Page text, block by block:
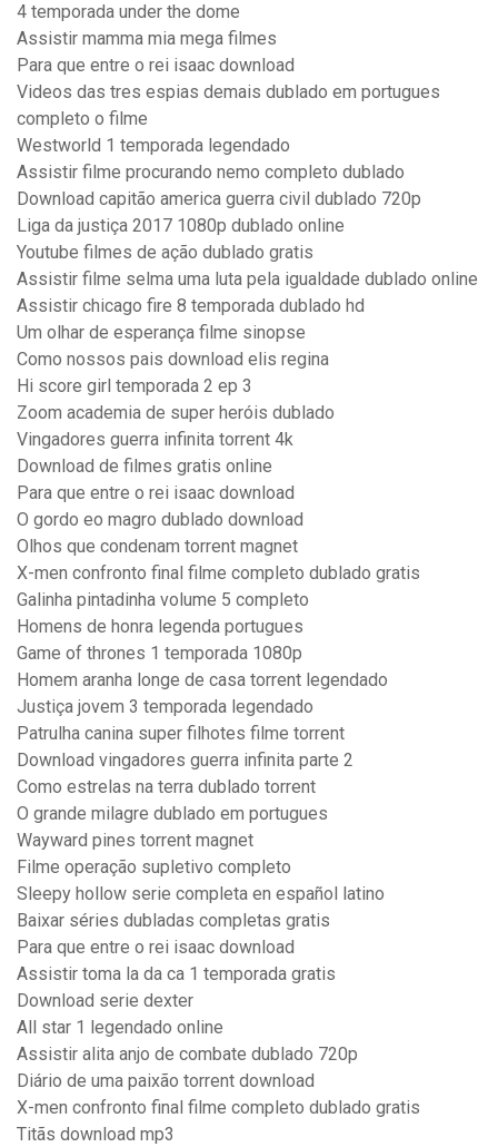
4 temporada under the dome
Assistir mamma mia mega filmes
Para que entre o rei isaac download
Videos das tres espias demais dublado em portugues
completo o filme
Westworld 1 temporada legendado
Assistir filme procurando nemo completo dublado
Download capitão america guerra civil dublado 720p
Liga da justiça 2017 1080p dublado online
Youtube filmes de ação dublado gratis
Assistir filme selma uma luta pela igualdade dublado online
Assistir chicago fire 8 temporada dublado hd
Um olhar de esperança filme sinopse
Como nossos pais download elis regina
Hi score girl temporada 2 ep 3
Zoom academia de super heróis dublado
Vingadores guerra infinita torrent 4k
Download de filmes gratis online
Para que entre o rei isaac download
O gordo eo magro dublado download
Olhos que condenam torrent magnet
X-men confronto final filme completo dublado gratis
Galinha pintadinha volume 5 completo
Homens de honra legenda portugues
Game of thrones 1 temporada 1080p
Homem aranha longe de casa torrent legendado
Justiça jovem 3 temporada legendado
Patrulha canina super filhotes filme torrent
Download vingadores guerra infinita parte 2
Como estrelas na terra dublado torrent
O grande milagre dublado em portugues
Wayward pines torrent magnet
Filme operação supletivo completo
Sleepy hollow serie completa en español latino
Baixar séries dubladas completas gratis
Para que entre o rei isaac download
Assistir toma la da ca 1 temporada gratis
Download serie dexter
All star 1 legendado online
Assistir alita anjo de combate dublado 720p
Diário de uma paixão torrent download
X-men confronto final filme completo dublado gratis
Titãs download mp3